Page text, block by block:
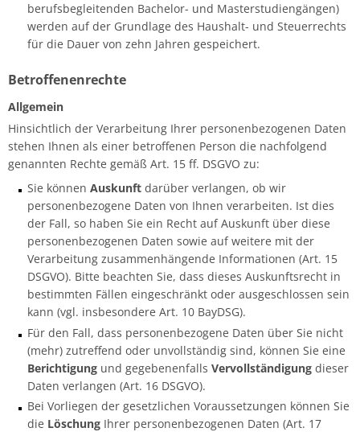
berufsbegleitenden Bachelor- und Masterstudiengängen)
werden auf der Grundlage des Haushalt- und Steuerrechts
für die Dauer von zehn Jahren gespeichert.
Betroffenenrechte
Allgemein
Hinsichtlich der Verarbeitung Ihrer personenbezogenen Daten
stehen Ihnen als einer betroffenen Person die nachfolgend
genannten Rechte gemäß Art. 15 ff. DSGVO zu:
Sie können Auskunft darüber verlangen, ob wir
personenbezogene Daten von Ihnen verarbeiten. Ist dies
der Fall, so haben Sie ein Recht auf Auskunft über diese
personenbezogenen Daten sowie auf weitere mit der
Verarbeitung zusammenhängende Informationen (Art. 15
DSGVO). Bitte beachten Sie, dass dieses Auskunftsrecht in
bestimmten Fällen eingeschränkt oder ausgeschlossen sein
kann (vgl. insbesondere Art. 10 BayDSG).
Für den Fall, dass personenbezogene Daten über Sie nicht
(mehr) zutreffend oder unvollständig sind, können Sie eine
Berichtigung und gegebenenfalls Vervollständigung dieser
Daten verlangen (Art. 16 DSGVO).
Bei Vorliegen der gesetzlichen Voraussetzungen können Sie
die Löschung Ihrer personenbezogenen Daten (Art. 17